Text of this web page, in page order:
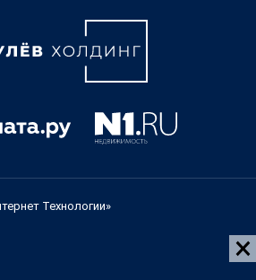
Технологии»